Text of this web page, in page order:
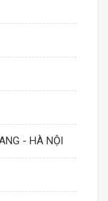
- HÀ NỘI